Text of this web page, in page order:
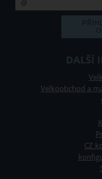
DALŠÍ
Velkoobchod a
CZ